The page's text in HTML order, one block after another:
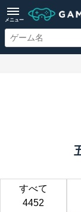
メニュー
すべて
4452